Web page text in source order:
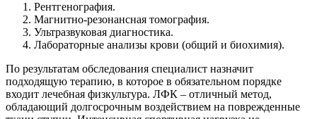
Рентгенография.
Магнитно-резонансная томография.
Ультразвуковая диагностика.
Лабораторные анализы крови (общий и биохимия).
По результатам обследования специалист назначит
подходящую терапию, в которое в обязательном порядке
входит лечебная физкультура. ЛФК – отличный метод,
обладающий долгосрочным воздействием на поврежденные